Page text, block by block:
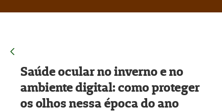
Saúde ocular no inverno e no
ambiente digital: como proteger
os olhos nessa época do ano